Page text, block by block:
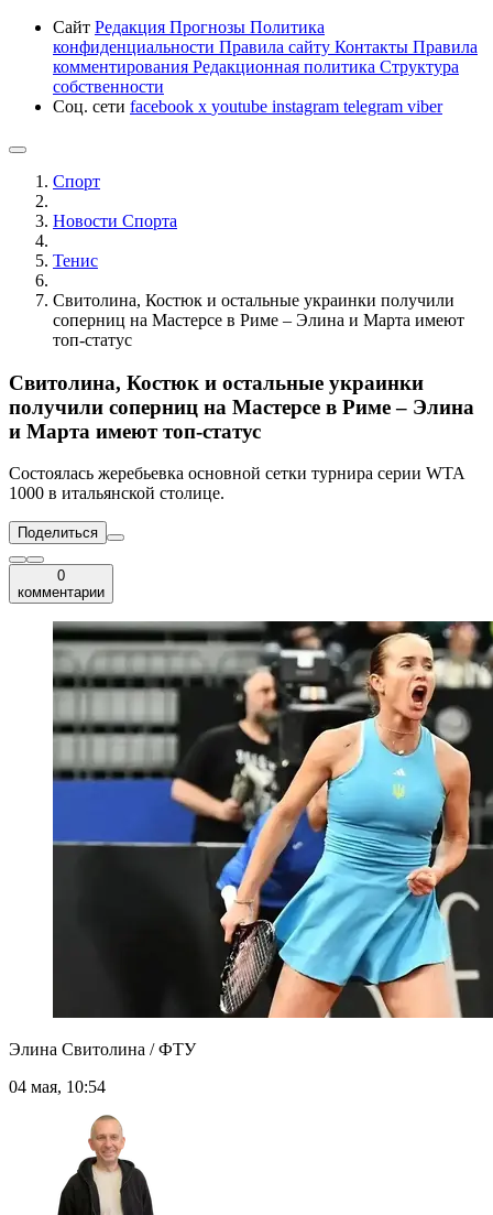
Сайт Редакция Прогнозы Политика
конфиденциальности Правила сайту Контакты Правила
комментирования Редакционная политика Структура
собственности
Соц. сети facebook x youtube instagram telegram viber
Спорт
Новости Cпорта
Тенис
Свитолина, Костюк и остальные украинки получили
соперниц на Мастерсе в Риме – Элина и Марта имеют
топ-статус
Свитолина, Костюк и остальные украинки
получили соперниц на Мастерсе в Риме – Элина
и Марта имеют топ-статус
Состоялась жеребьевка основной сетки турнира серии WTA
1000 в итальянской столице.
Поделиться
0
комментарии
Элина Свитолина / ФТУ
04 мая, 10:54